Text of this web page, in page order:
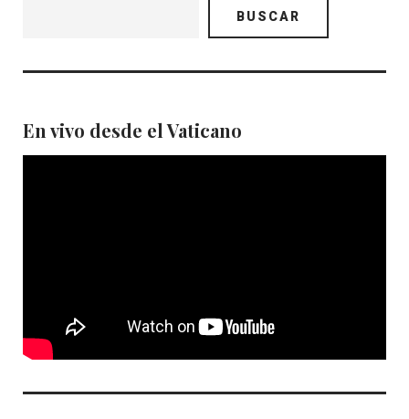
BUSCAR
En vivo desde el Vaticano